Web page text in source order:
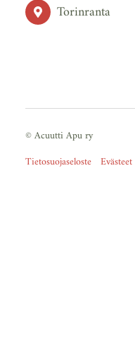
Torinranta
©Acuutti Apu ry
Tietosuojaseloste Evästeet